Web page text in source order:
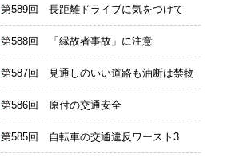
第589回 長距離ドライブに気をつけて
第588回 「縁故者事故」に注意
第587回 見通しのいい道路も油断は禁物
第586回 原付の交通安全
第585回 自転車の交通違反ワースト3